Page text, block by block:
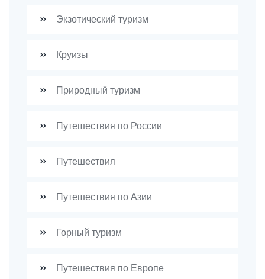
Экзотический туризм
Круизы
Природный туризм
Путешествия по России
Путешествия
Путешествия по Азии
Горный туризм
Путешествия по Европе